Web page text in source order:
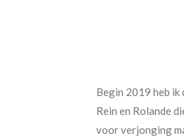
Begin 2019 heb
Rein en Rolande
voor verjonging